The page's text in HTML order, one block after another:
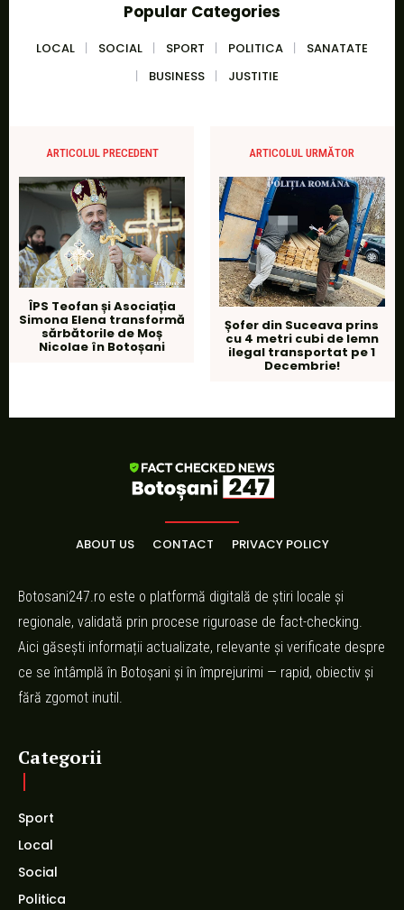
Popular Categories
LOCAL SOCIAL SPORT POLITICA
SANATATE
BUSINESS
JUSTITIE
ARTICOLUL PRECEDENT
ÎPS Teofan și Asociația
Simona Elena transformă
sărbătorile de Moș
Nicolae în Botoșani
ARTICOLUL URMĂTOR
Șofer din Suceava prins
cu 4 metri cubi de lemn
ilegal transportat pe 1
Decembrie!
ABOUT US CONTACT PRIVACY POLICY
Botosani247.ro este o platformă digitală de știri locale și
regionale, validată prin procese riguroase de fact-checking.
Aici găsești informații actualizate, relevante și verificate despre
ce se întâmplă în Botoșani și în împrejurimi — rapid, obiectiv și
fără zgomot inutil.
Categorii
Sport
Local
Social
Politica